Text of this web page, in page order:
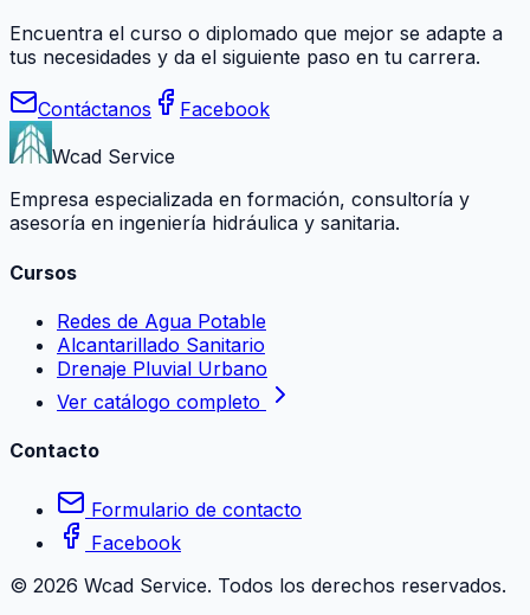
Encuentra el curso o diplomado que mejor se adapte a
tus necesidades y da el siguiente paso en tu carrera.
Contáctanos
Facebook
Wcad Service
Empresa especializada en formación, consultoría y
asesoría en ingeniería hidráulica y sanitaria.
Cursos
Redes de Agua Potable
Alcantarillado Sanitario
Drenaje Pluvial Urbano
Ver catálogo completo
Contacto
Formulario de contacto
Facebook
© 2026 Wcad Service. Todos los derechos reservados.